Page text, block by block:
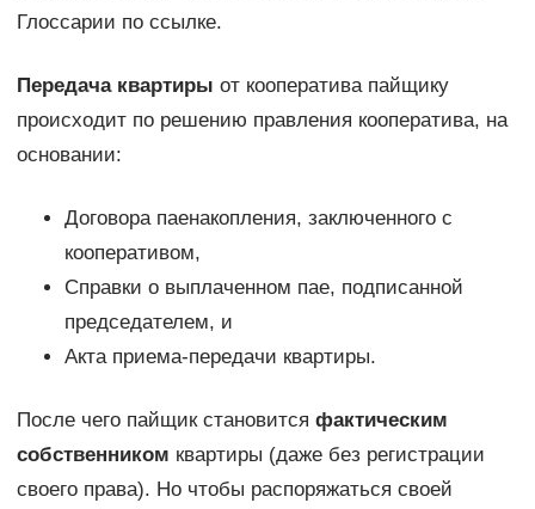
Глоссарии по ссылке.
Передача квартиры от кооператива пайщику
происходит по решению правления кооператива, на
основании:
Договора паенакопления, заключенного с
кооперативом,
Справки о выплаченном пае, подписанной
председателем, и
Акта приема-передачи квартиры.
После чего пайщик становится фактическим
собственником квартиры (даже без регистрации
своего права). Но чтобы распоряжаться своей